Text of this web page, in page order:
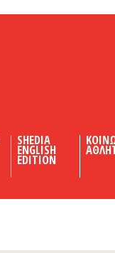
SHEDIA
ENGLISH
EDITION